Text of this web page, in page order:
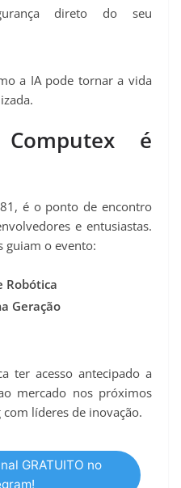
direto do seu
a IA pode tornar a vida
é
é o ponto de encontro
e entusiastas.
guiam o evento:
Robótica
Geração
ter acesso antecipado a
mercado nos próximos
líderes de inovação.
GRATUITO no